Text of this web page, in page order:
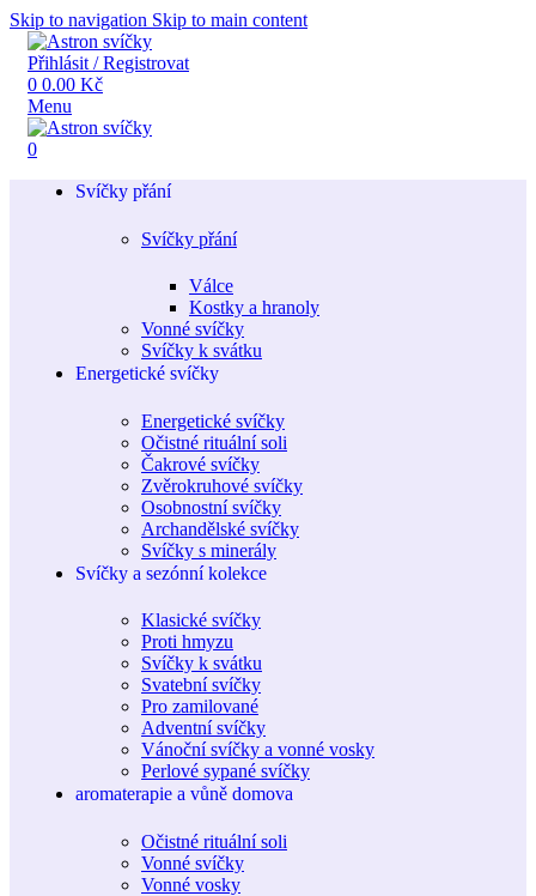
Skip to navigation Skip to main content
Přihlásit / Registrovat
0 0.00 Kč
Menu
0
Svíčky přání
Svíčky přání
Válce
Kostky a hranoly
Vonné svíčky
Svíčky k svátku
Energetické svíčky
Energetické svíčky
Očistné rituální soli
Čakrové svíčky
Zvěrokruhové svíčky
Osobnostní svíčky
Archandělské svíčky
Svíčky s minerály
Svíčky a sezónní kolekce
Klasické svíčky
Proti hmyzu
Svíčky k svátku
Svatební svíčky
Pro zamilované
Adventní svíčky
Vánoční svíčky a vonné vosky
Perlové sypané svíčky
aromaterapie a vůně domova
Očistné rituální soli
Vonné svíčky
Vonné vosky